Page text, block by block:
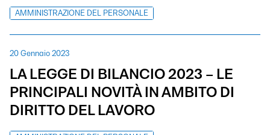
AMMINISTRAZIONE DEL PERSONALE
20 Gennaio 2023
LA LEGGE DI BILANCIO 2023 – LE
PRINCIPALI NOVITÀ IN AMBITO DI
DIRITTO DEL LAVORO